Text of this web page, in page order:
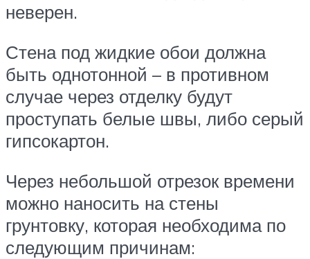
неверен.
Стена под жидкие обои должна
быть однотонной – в противном
случае через отделку будут
проступать белые швы, либо серый
гипсокартон.
Через небольшой отрезок времени
можно наносить на стены
грунтовку, которая необходима по
следующим причинам: